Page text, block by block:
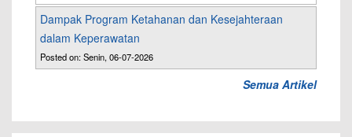
Dampak Program Ketahanan dan Kesejahteraan
dalam Keperawatan
Posted on: Senin, 06-07-2026
Semua Artikel